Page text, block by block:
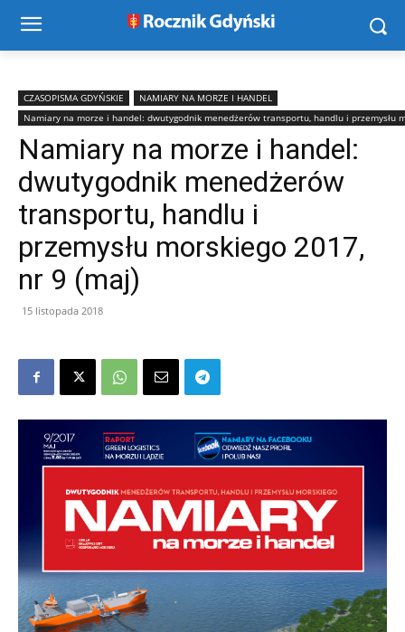
CZASOPISMA GDYŃSKIE
NAMIARY NA MORZE I HANDEL
Namiary na morze i handel: dwutygodnik menedżerów transportu, handlu i przemysłu
Namiary na morze i handel:
dwutygodnik menedżerów
transportu, handlu i
przemysłu morskiego 2017,
nr 9 (maj)
15 listopada 2018